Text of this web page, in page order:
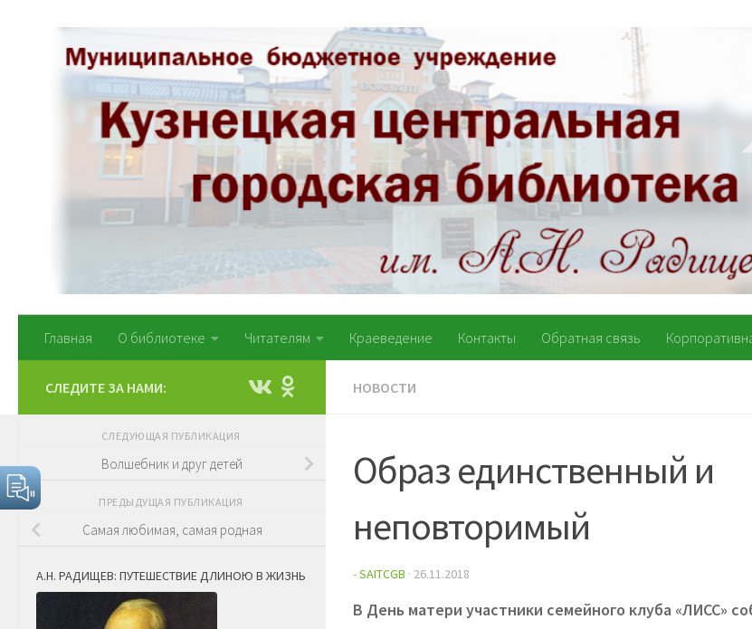
Перейти к содержимому
Главная О библиотеке Читателям Краеведение Контакты Обратная связь
НОВОСТИ
Образ единственный и
неповторимый
-SAITCGB · 26.11.2018
В День матери участники семейного клуба «ЛИСС»
СЛЕДИТЕ ЗА НАМИ:
СЛЕДУЮЩАЯ ПУБЛИКАЦИЯ
Волшебник и друг детей
ПРЕДЫДУЩАЯ ПУБЛИКАЦИЯ
Самая любимая, самая родная
А.Н. РАДИЩЕВ: ПУТЕШЕСТВИЕ ДЛИНОЮ В ЖИЗНЬ